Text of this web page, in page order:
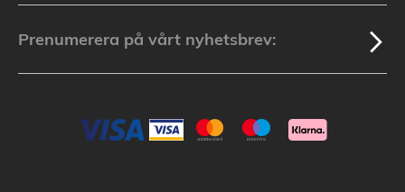
Prenumerera på vårt nyhetsbrev: